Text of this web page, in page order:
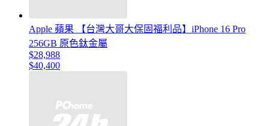
Apple 蘋果 【台灣大哥大保固福利品】iPhone 16 Pro
256GB 原色鈦金屬
$28,988
$40,400